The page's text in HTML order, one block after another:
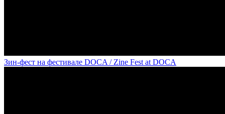
Зин-фест на фестивале DOCA / Zine Fest at DOCA